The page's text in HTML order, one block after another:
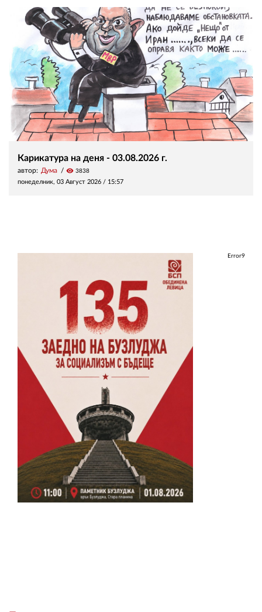
Карикатура на деня - 03.08.2026 г.
автор: Дума visibility 3838
понеделник, 03 Август 2026 / 15:57
Error9